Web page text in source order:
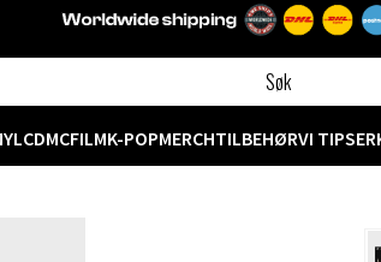
CDMCFILMK-POPMERCHTILBEHØRVI TIPSER